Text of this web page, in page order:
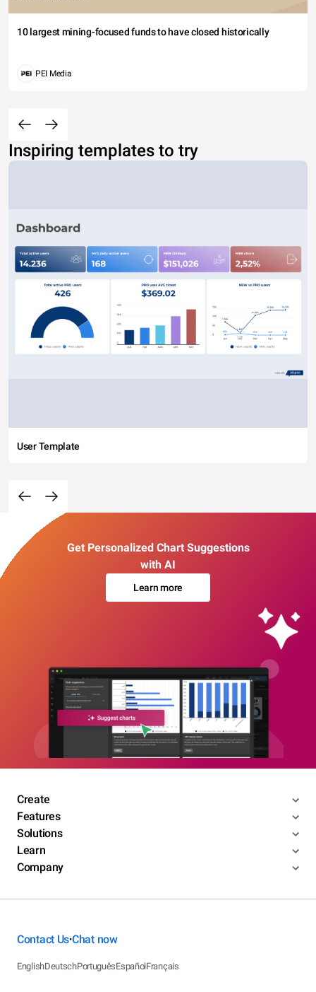
10 largest mining-focused funds to have closed historically
PEI Media
Inspiring templates to try
User Template
Get Personalized Chart Suggestions
with AI
Learn more
Create
Features
Solutions
Learn
Company
Contact Us•Chat now
EnglishDeutschPortuguêsEspañolFrançais